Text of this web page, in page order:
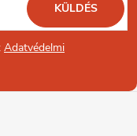
Adatvédelmi
KÜLDÉS